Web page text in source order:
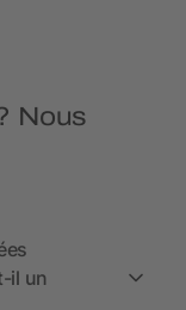
Nous
il un